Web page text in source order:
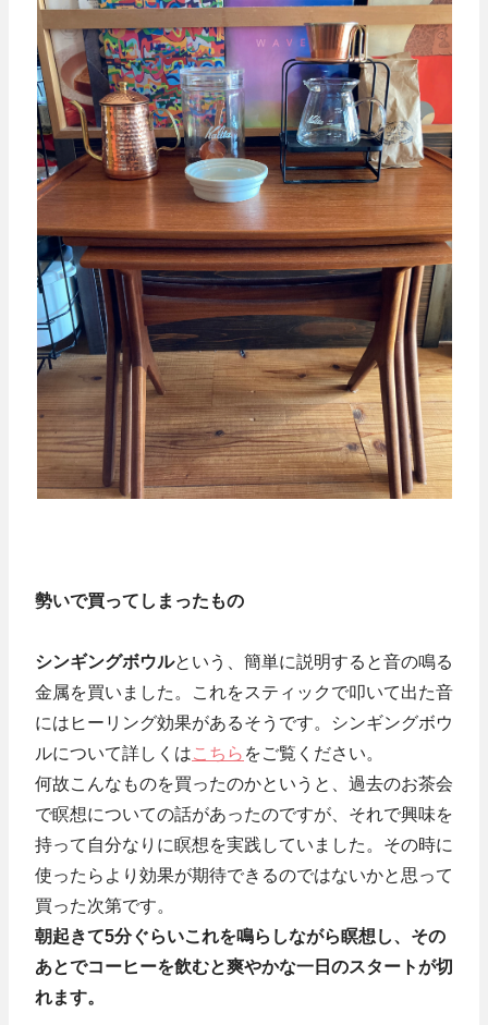
勢いで買ってしまったもの
シンギングボウルという、簡単に説明すると音の鳴る
金属を買いました。これをスティックで叩いて出た音
にはヒーリング効果があるそうです。シンギングボウ
ルについて詳しくはこちら をご覧ください。
何故こんなものを買ったのかというと、過去のお茶会
で瞑想についての話があったのですが、それで興味を
持って自分なりに瞑想を実践していました。その時に
使ったらより効果が期待できるのではないかと思って
買った次第です。
朝起きて5分ぐらいこれを鳴らしながら瞑想し、その
あとでコーヒーを飲むと爽やかな一日のスタートが切
れます。